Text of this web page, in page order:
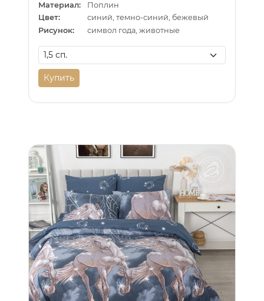
Материал:
Поплин
Цвет:
синий, темно-синий, бежевый
Рисунок:
символ года, животные
Купить